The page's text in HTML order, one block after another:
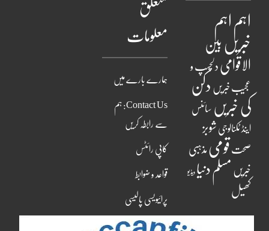
اہم اہم
خبریں بین
الاقوامی دلچسپ و
عجیب خبریں دکن
کی خبریں سائنس
اینڈ ٹکنالوجی شوبز
صحت قومی مذہبی
خبریں مسلم دنیا ویڈیو
کھیل
متعلق
معلومات
ہمارے بارے میں
Contact Us: ہم
سے رابطہ کریں
کاپی رائٹس
قواعد و ضوابط
پرائیویسی پالیسی